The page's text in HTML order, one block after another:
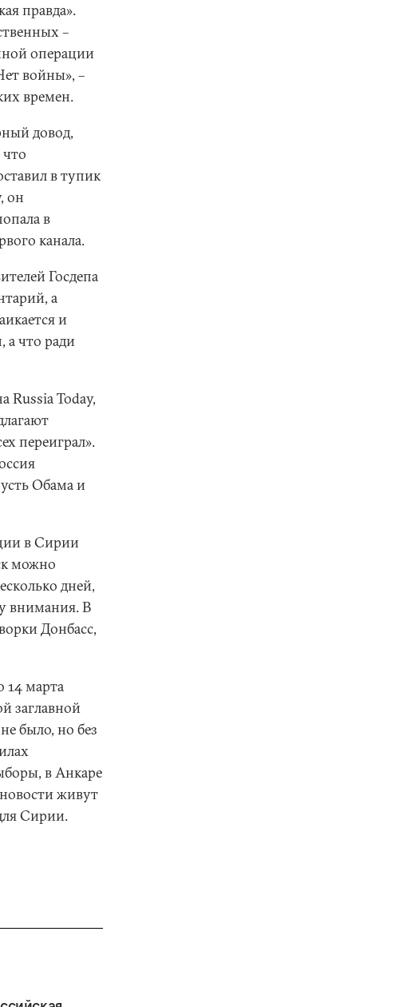
правда».
–
операции
войны», –
времен.
довод,
в тупик
он
в
канала.
Госдепа
а
и
а что ради
Today,
переиграл».
Обама и
в Сирии
можно
дней,
внимания. В
Донбасс,
14 марта
заглавной
было, но без
в Анкаре
живут
Сирии.